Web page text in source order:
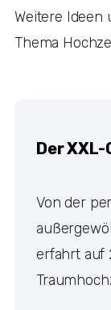
Weitere Ideen
Thema
Der
Von der
erfahrt auf